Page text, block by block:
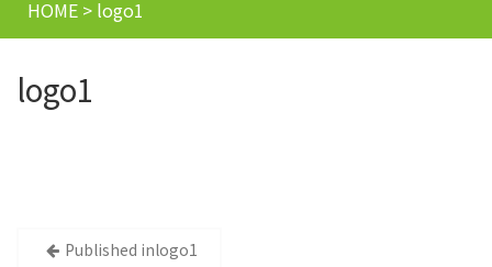
HOME > logo1
logo1
Published inlogo1